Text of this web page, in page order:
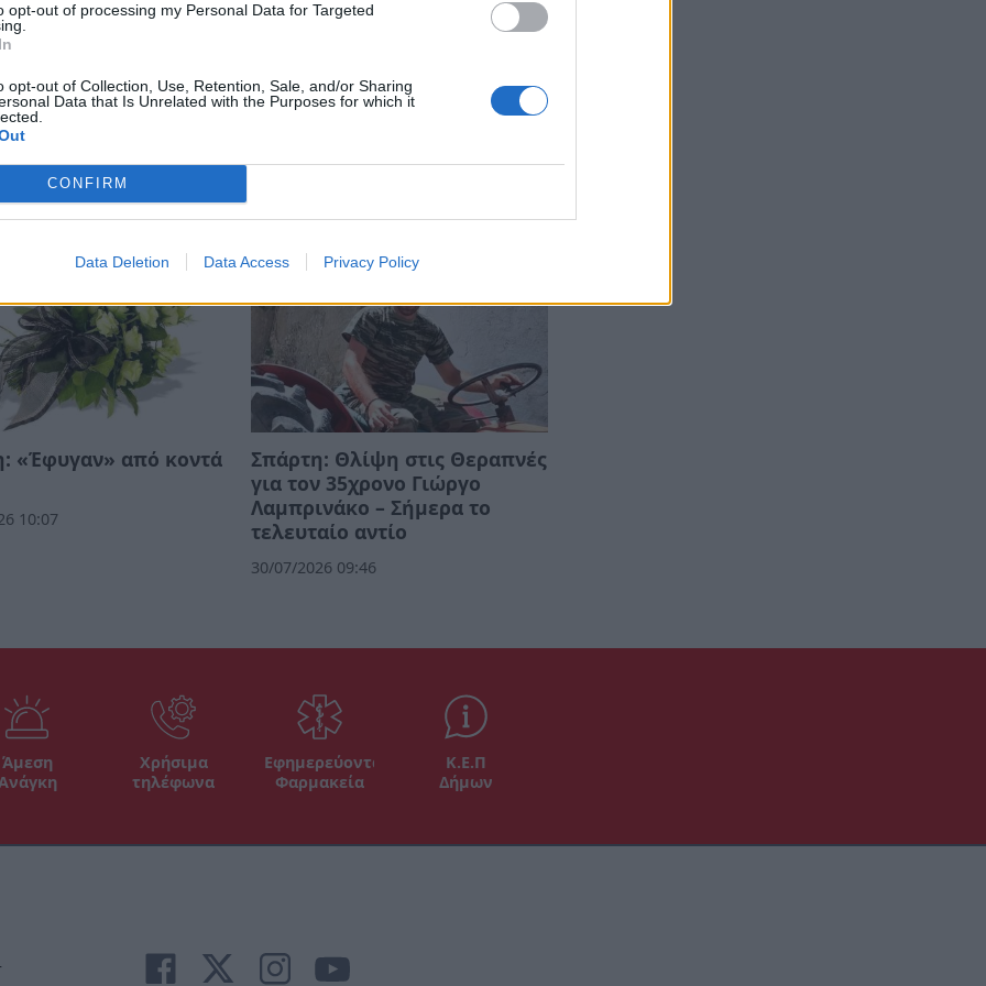
opt-out of processing my Personal Data for Targeted
opt-out of Collection, Use, Retention, Sale, and/or Sharing
Data that Is Unrelated with the Purposes for which it
CONFIRM
Data Deletion Data Access Privacy Policy
πυροσβέστης
σπίτια, αλλά
δικό του
12:52
Η μαρτυρία κατοίκου από το
«Έφυγαν» από κοντά
10:07
Σπάρτη: Θλίψη στις Θεραπνές
για τον 35χρονο Γιώργο
Λαμπρινάκο – Σήμερα το
τελευταίο αντίο
30/07/2026 09:46
Άμεση
Χρήσιμα
τηλέφωνα
Εφημερεύοντα
Φαρμακεία
Κ.Ε.Π
Δήμων